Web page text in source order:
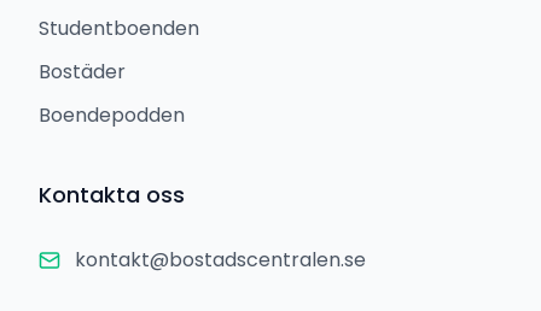
Studentboenden
Bostäder
Boendepodden
Kontakta oss
kontakt@bostadscentralen.se